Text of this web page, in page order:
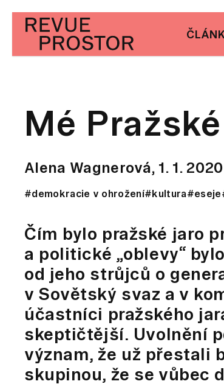
Mé
Alena Wagnerová, 1. 1. 2020
#demokracie v ohrožení#kultura#eseje
Čím bylo pražské jaro
a politické „oblevy“
od jeho strůjců o
v Sovětský svaz a v
účastníci pražského
skeptičtější. Uvolnění
význam, že už přestali
skupinou, že se vůbec